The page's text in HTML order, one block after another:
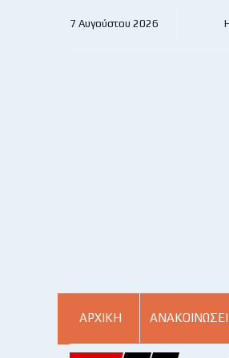
7 Αυγούστου 2026
ΑΡΧΙΚΗ